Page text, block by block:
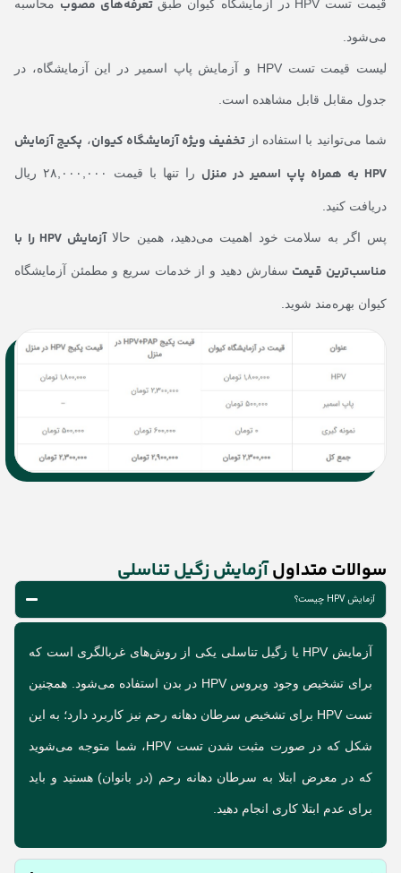
قیمت تست HPV در آزمایشگاه کیوان طبق تعرفه‌های مصوب محاسبه
می‌شود.
لیست قیمت تست HPV و آزمایش پاپ اسمیر در این آزمایشگاه، در
جدول مقابل قابل مشاهده است.
شما می‌توانید با استفاده ازتخفیف ویژه آزمایشگاه کیوان، پکیج آزمایش
HPV به همراه پاپ اسمیر در منزل
را تنها با قیمت ۲۸,۰۰۰,۰۰۰ ریال
دریافت کنید.
پس اگر به سلامت خود اهمیت می‌دهید، همین حالا
آزمایش HPV را با
مناسب‌ترین قیمت سفارش دهید و از خدمات سریع و مطمئن آزمایشگاه
کیوان بهره‌مند شوید.
سوالات متداولآزمایش زگیل تناسلی
آزمایش HPV چیست؟
آزمایش HPV یا زگیل تناسلی یکی از روش‌های غربالگری است که
برای تشخیص وجود ویروس HPV در بدن استفاده می‌شود. همچنین
تست HPV برای تشخیص سرطان دهانه رحم نیز کاربرد دارد؛ به این
شکل که در صورت مثبت شدن تست HPV، شما متوجه می‌شوید
که در معرض ابتلا به سرطان دهانه رحم (در بانوان) هستید و باید
برای عدم ابتلا کاری انجام دهید.